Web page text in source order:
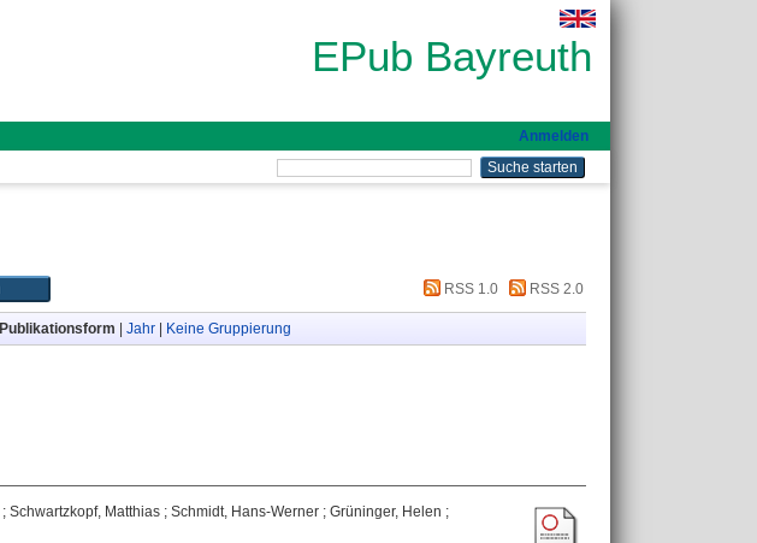
EPub Bayreuth
Anmelden
RSS 1.0 RSS 2.0
Publikationsform Jahr| Keine Gruppierung
; Schwartzkopf, Matthias ; Schmidt, Hans-Werner ; Grüninger, Helen ;